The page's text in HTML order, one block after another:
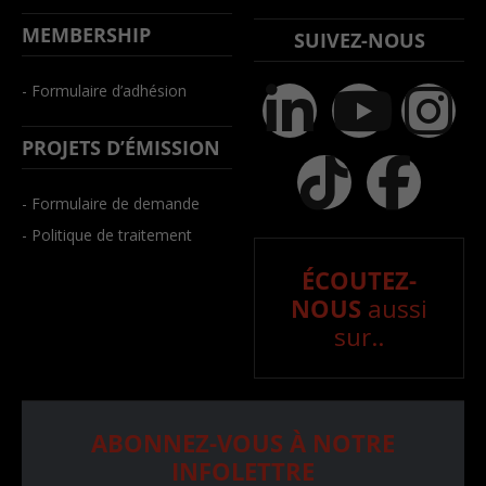
MEMBERSHIP
- Formulaire d’adhésion
PROJETS D’ÉMISSION
- Formulaire de demande
- Politique de traitement
SUIVEZ-NOUS
ÉCOUTEZ-
NOUS aussi
sur..
ABONNEZ-VOUS À NOTRE
INFOLETTRE